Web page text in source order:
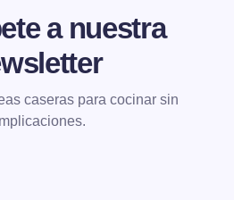
a nuestra
caseras para cocinar sin